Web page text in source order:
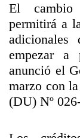
El cambio
permitirá a
empezar
anunció el
marzo con
(DU) Nº